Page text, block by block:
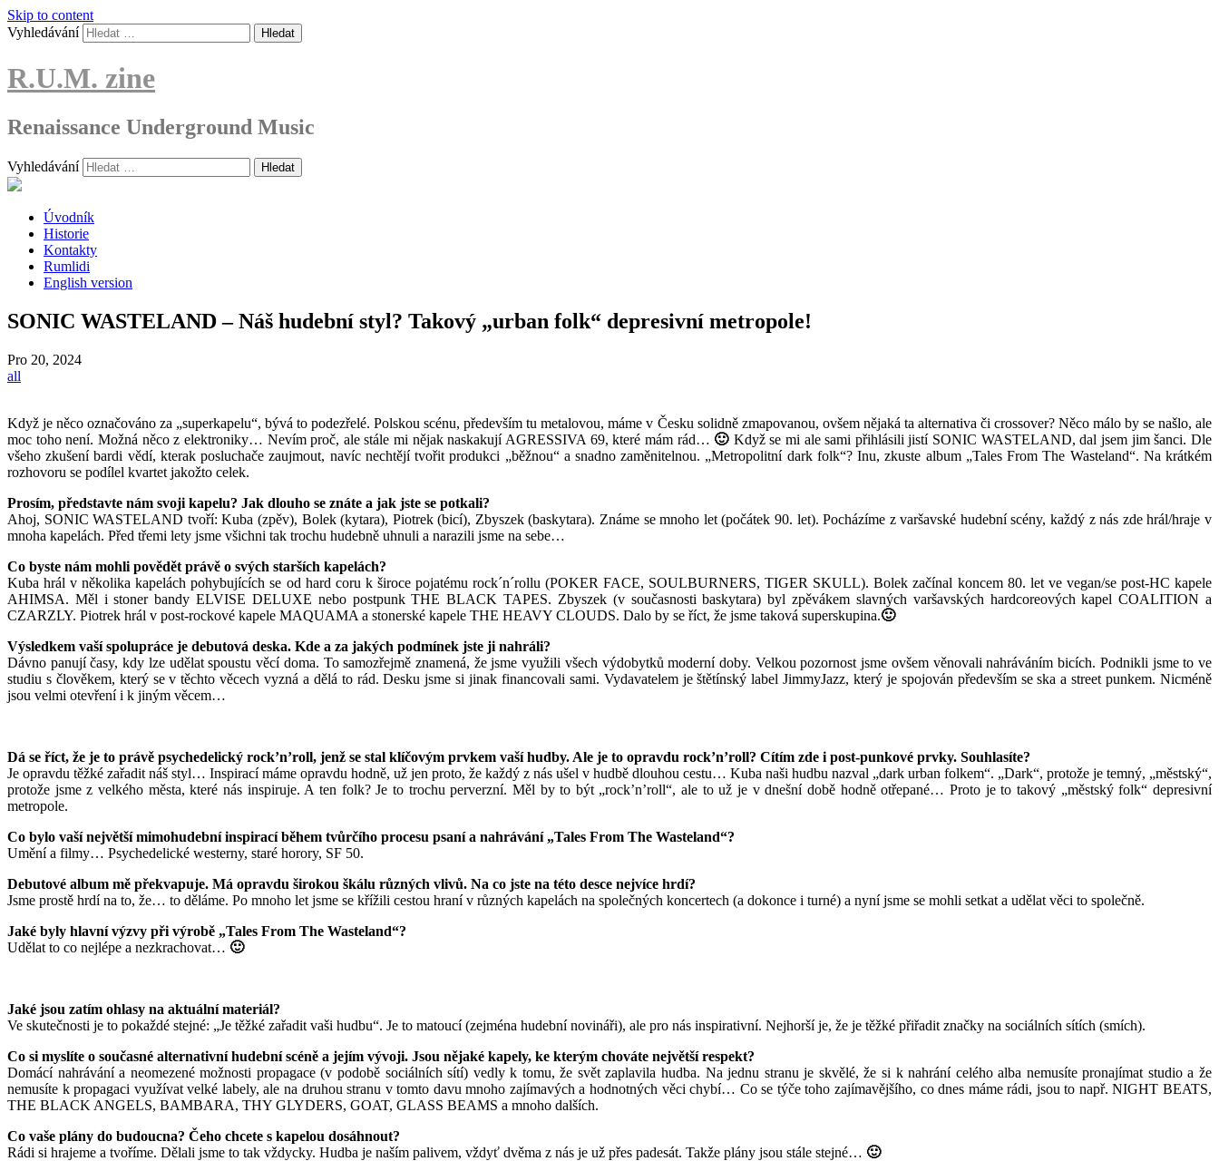
Skip to content
Vyhledávání
R.U.M. zine
Renaissance Underground Music
Vyhledávání
Úvodník
Historie
Kontakty
Rumlidi
English version
SONIC WASTELAND – Náš hudební styl? Takový „urban folk“ depresivní metropole!
Pro 20, 2024
all
Když je něco označováno za „superkapelu“, bývá to podezřelé. Polskou scénu, především tu metalovou, máme v Česku solidně zmapovanou, ovšem nějaká ta alternativa či crossover? Něco málo by se našlo, ale
moc toho není. Možná něco z elektroniky… Nevím proč, ale stále mi nějak naskakují AGRESSIVA 69, které mám rád… 🙂Když se mi ale sami přihlásili jistí SONIC WASTELAND, dal jsem jim šanci. Dle
všeho zkušení bardi vědí, kterak posluchače zaujmout, navíc nechtějí tvořit produkci „běžnou“ a snadno zaměnitelnou. „Metropolitní dark folk“? Inu, zkuste album „Tales From The Wasteland“. Na krátkém
rozhovoru se podílel kvartet jakožto celek.
Prosím, představte nám svoji kapelu? Jak dlouho se znáte a jak jste se potkali?
Ahoj, SONIC WASTELAND tvoří: Kuba (zpěv), Bolek (kytara), Piotrek (bicí), Zbyszek (baskytara). Známe se mnoho let (počátek 90. let). Pocházíme z varšavské hudební scény, každý z nás zde hrál/hraje v
mnoha kapelách. Před třemi lety jsme všichni tak trochu hudebně uhnuli a narazili jsme na sebe…
Co byste nám mohli povědět právě o svých starších kapelách?
Kuba hrál v několika kapelách pohybujících se od hard coru k široce pojatému rock´n´rollu (POKER FACE, SOULBURNERS, TIGER SKULL). Bolek začínal koncem 80. let ve vegan/se post-HC kapele
AHIMSA. Měl i stoner bandy ELVISE DELUXE nebo postpunk THE BLACK TAPES. Zbyszek (v současnosti baskytara) byl zpěvákem slavných varšavských hardcoreových kapel COALITION a
CZARZLY. Piotrek hrál v post-rockové kapele MAQUAMA a stonerské kapele THE HEAVY CLOUDS. Dalo by se říct, že jsme taková superskupina.🙂
Výsledkem vaší spolupráce je debutová deska. Kde a za jakých podmínek jste ji nahráli?
Dávno panují časy, kdy lze udělat spoustu věcí doma. To samozřejmě znamená, že jsme využili všech výdobytků moderní doby. Velkou pozornost jsme ovšem věnovali nahráváním bicích. Podnikli jsme to ve
studiu s člověkem, který se v těchto věcech vyzná a dělá to rád. Desku jsme si jinak financovali sami. Vydavatelem je štětínský label JimmyJazz, který je spojován především se ska a street punkem. Nicméně
jsou velmi otevření i k jiným věcem…
Dá se říct, že je to právě psychedelický rock’n’roll, jenž se stal klíčovým prvkem vaší hudby. Ale je to opravdu rock’n’roll? Cítím zde i post-punkové prvky. Souhlasíte?
Je opravdu těžké zařadit náš styl… Inspirací máme opravdu hodně, už jen proto, že každý z nás ušel v hudbě dlouhou cestu… Kuba naši hudbu nazval „dark urban folkem“. „Dark“, protože je temný, „městský“,
protože jsme z velkého města, které nás inspiruje. A ten folk? Je to trochu perverzní. Měl by to být „rock’n’roll“, ale to už je v dnešní době hodně otřepané… Proto je to takový „městský folk“ depresivní
metropole.
Co bylo vaší největší mimohudební inspirací během tvůrčího procesu psaní a nahrávání „Tales From The Wasteland“?
Umění a filmy… Psychedelické westerny, staré horory, SF 50.
Debutové album mě překvapuje. Má opravdu širokou škálu různých vlivů. Na co jste na této desce nejvíce hrdí?
Jsme prostě hrdí na to, že… to děláme. Po mnoho let jsme se křížili cestou hraní v různých kapelách na společných koncertech (a dokonce i turné) a nyní jsme se mohli setkat a udělat věci to společně.
Jaké byly hlavní výzvy při výrobě „Tales From The Wasteland“?
Udělat to co nejlépe a nezkrachovat… 🙂
Jaké jsou zatím ohlasy na aktuální materiál?
Ve skutečnosti je to pokaždé stejné: „Je těžké zařadit vaši hudbu“. Je to matoucí (zejména hudební novináři), ale pro nás inspirativní. Nejhorší je, že je těžké přiřadit značky na sociálních sítích (smích).
Co si myslíte o současné alternativní hudební scéně a jejím vývoji. Jsou nějaké kapely, ke kterým chováte největší respekt?
Domácí nahrávání a neomezené možnosti propagace (v podobě sociálních sítí) vedly k tomu, že svět zaplavila hudba. Na jednu stranu je skvělé, že si k nahrání celého alba nemusíte pronajímat studio a že
nemusíte k propagaci využívat velké labely, ale na druhou stranu v tomto davu mnoho zajímavých a hodnotných věci chybí… Co se týče toho zajímavějšího, co dnes máme rádi, jsou to např. NIGHT BEATS,
THE BLACK ANGELS, BAMBARA, THY GLYDERS, GOAT, GLASS BEAMS a mnoho dalších.
Co vaše plány do budoucna? Čeho chcete s kapelou dosáhnout?
Rádi si hrajeme a tvoříme. Dělali jsme to tak vždycky. Hudba je naším palivem, vždyť dvěma z nás je už přes padesát. Takže plány jsou stále stejné… 🙂